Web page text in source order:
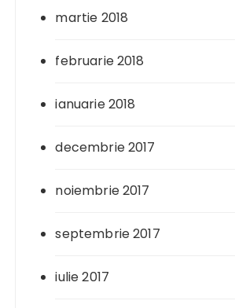
martie 2018
februarie 2018
ianuarie 2018
decembrie 2017
noiembrie 2017
septembrie 2017
iulie 2017